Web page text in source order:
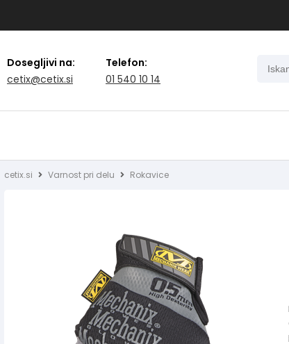
Dosegljivi na:
cetix
cetix.si
Telefon:
01 540 10 14
cetix.si Varnost pri delu Rokavice